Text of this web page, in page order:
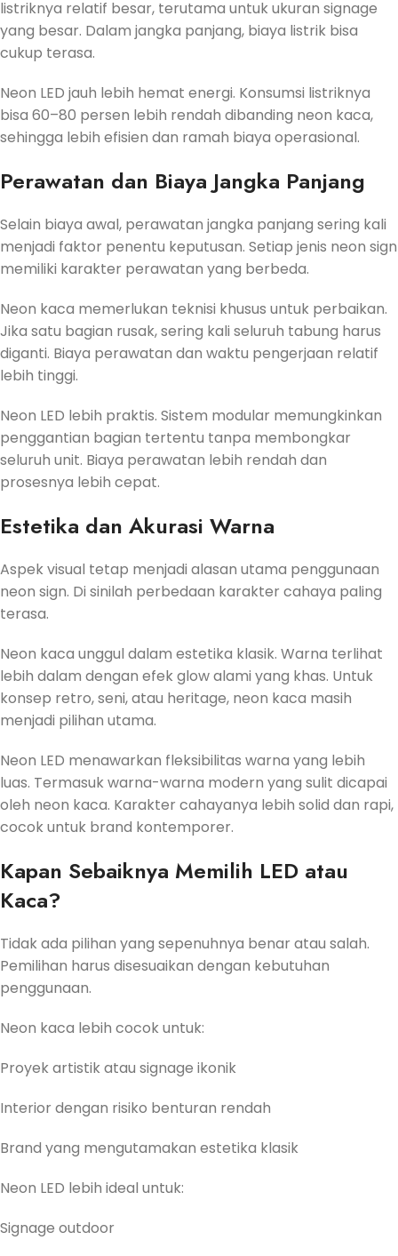
listriknya relatif besar, terutama untuk ukuran signage
yang besar. Dalam jangka panjang, biaya listrik bisa
cukup terasa.
Neon LED jauh lebih hemat energi. Konsumsi listriknya
bisa 60–80 persen lebih rendah dibanding neon kaca,
sehingga lebih efisien dan ramah biaya operasional.
Perawatan dan Biaya Jangka Panjang
Selain biaya awal, perawatan jangka panjang sering kali
menjadi faktor penentu keputusan. Setiap jenis neon sign
memiliki karakter perawatan yang berbeda.
Neon kaca memerlukan teknisi khusus untuk perbaikan.
Jika satu bagian rusak, sering kali seluruh tabung harus
diganti. Biaya perawatan dan waktu pengerjaan relatif
lebih tinggi.
Neon LED lebih praktis. Sistem modular memungkinkan
penggantian bagian tertentu tanpa membongkar
seluruh unit. Biaya perawatan lebih rendah dan
prosesnya lebih cepat.
Estetika dan Akurasi Warna
Aspek visual tetap menjadi alasan utama penggunaan
neon sign. Di sinilah perbedaan karakter cahaya paling
terasa.
Neon kaca unggul dalam estetika klasik. Warna terlihat
lebih dalam dengan efek glow alami yang khas. Untuk
konsep retro, seni, atau heritage, neon kaca masih
menjadi pilihan utama.
Neon LED menawarkan fleksibilitas warna yang lebih
luas. Termasuk warna-warna modern yang sulit dicapai
oleh neon kaca. Karakter cahayanya lebih solid dan rapi,
cocok untuk brand kontemporer.
Kapan Sebaiknya Memilih LED atau
Kaca?
Tidak ada pilihan yang sepenuhnya benar atau salah.
Pemilihan harus disesuaikan dengan kebutuhan
penggunaan.
Neon kaca lebih cocok untuk:
Proyek artistik atau signage ikonik
Interior dengan risiko benturan rendah
Brand yang mengutamakan estetika klasik
Neon LED lebih ideal untuk:
Signage outdoor